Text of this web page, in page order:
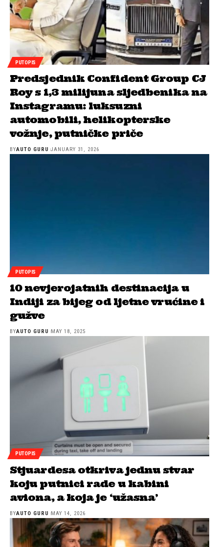
PUTOPIS
Predsjednik Confident Group CJ
Roy s 1,3 milijuna sljedbenika na
Instagramu: luksuzni
automobili, helikopterske
vožnje, putničke priče
BYAUTO GURU JANUARY 31, 2026
PUTOPIS
10 nevjerojatnih destinacija u
Indiji za bijeg od ljetne vrućine i
gužve
BYAUTO GURU MAY 18, 2025
PUTOPIS
Stjuardesa otkriva jednu stvar
koju putnici rade u kabini
aviona, a koja je ‘užasna’
BYAUTO GURU MAY 14, 2026